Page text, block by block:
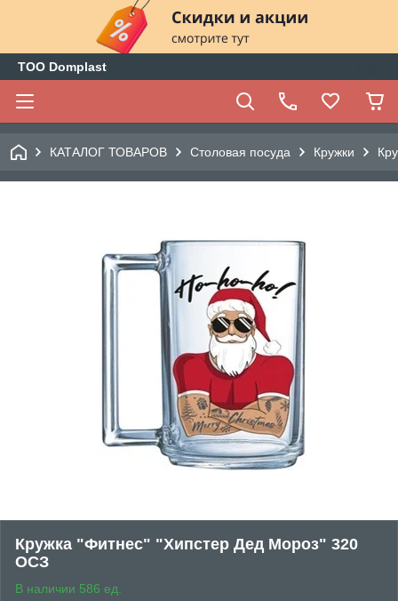
ТОО Domplast
КАТАЛОГ ТОВАРОВ Столовая посуда Кружки
Кружка "Фитнес" "Хипстер Дед Мороз" 320
ОСЗ
В наличии 586 ед.